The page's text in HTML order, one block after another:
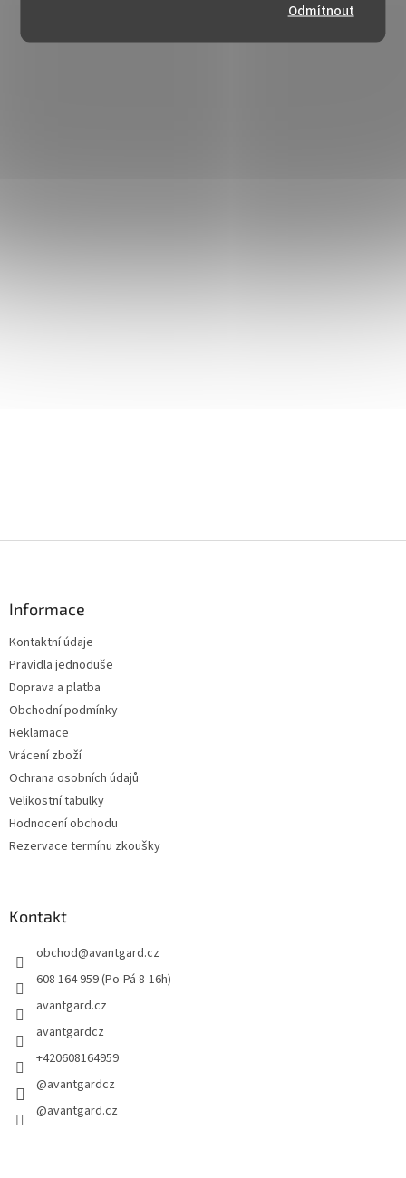
Odmítnout
Informace
Kontaktní údaje
Pravidla jednoduše
Doprava a platba
Obchodní podmínky
Reklamace
Vrácení zboží
Ochrana osobních údajů
Velikostní tabulky
Hodnocení obchodu
Rezervace termínu zkoušky
Kontakt
obchod@avantgard.cz
608 164 959 (Po-Pá 8-16h)
avantgard.cz
avantgardcz
+420608164959
@avantgardcz
@avantgard.cz